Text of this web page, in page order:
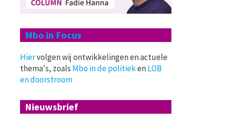
Mbo in Focus
Hiervolgen wij ontwikkelingen en actuele
thema's, zoals Mbo in de politiekenLOB
en doorstroom
Nieuwsbrief